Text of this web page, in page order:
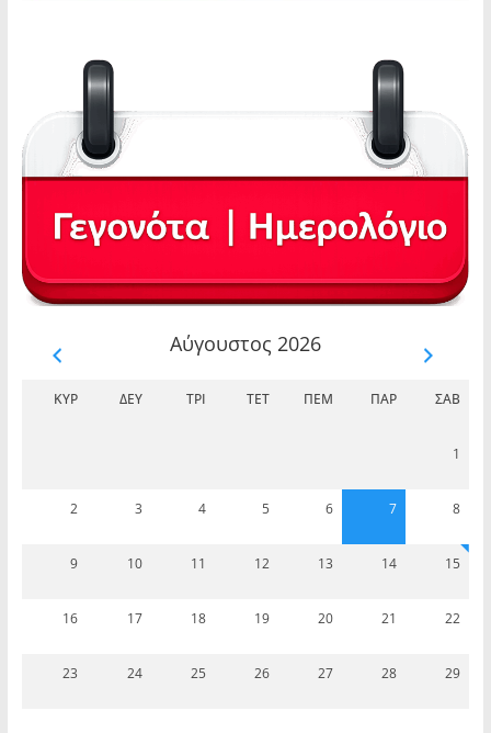
Αύγουστος 2026
ΚΥΡ ΔΕΥ ΤΡΊ ΤΕΤ ΠΈΜ ΠΑΡ ΣΆΒ
1
2 3 4 5 6 7 8
9 10 11 12 13 14 15
16 17 18 19 20 21 22
23 24 25 26 27 28 29